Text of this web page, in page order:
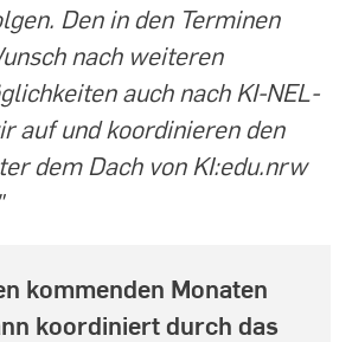
Den in den Terminen
nach weiteren
auch nach KI-NEL-
auf und koordinieren den
dem Dach von KI:edu.nrw
kommenden Monaten
koordiniert durch das